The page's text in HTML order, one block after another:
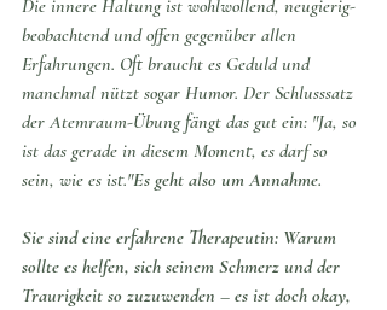
Die innere Haltung ist wohlwollend, neugierig-
beobachtend und offen gegenüber allen
Erfahrungen. Oft braucht es Geduld und
manchmal nützt sogar Humor. Der Schlusssatz
der Atemraum-Übung fängt das gut ein: "Ja, so
ist das gerade in diesem Moment, es darf so
sein, wie es ist."Es geht also um Annahme.
Sie sind eine erfahrene Therapeutin: Warum
sollte es helfen, sich seinem Schmerz und der
Traurigkeit so zuzuwenden – es ist doch okay,